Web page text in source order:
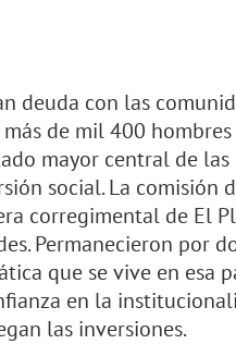
con las
de mil 400
mayor central de las
social. La comisión
corregimental de El
Permanecieron por
que se vive en esa
en la
las inversiones.